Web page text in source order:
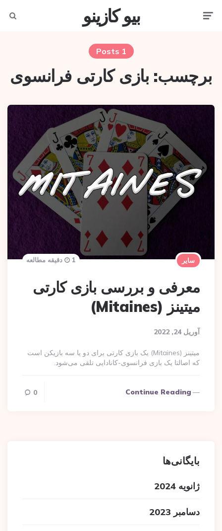
بیو کازینو
1 Posts
برچسب: بازی کارتی فرانسوی
سایر
معرفی و بررسی بازی کارتی
میتینز (Mitaines)
آوریل 24, 2022
1 دقیقه مطالعه
میتینز (Mitaines) یک بازی کارتی برای دو یا سه بازیکن است
که اصالتا یک بازی فرانسوی-کانادایی تلقی می‌شود.
Continue Reading
0
بایگانی‌ها
ژانویه 2024
دسامبر 2023